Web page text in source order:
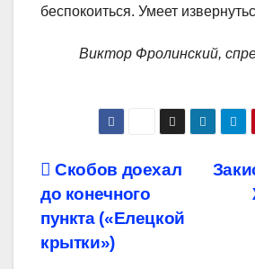
беспокоиться. Умеет
Виктор Фролинский,
Навигация
по
записям
Скобов доехал
до конечного
пункта («Eлецкой
крытки»)